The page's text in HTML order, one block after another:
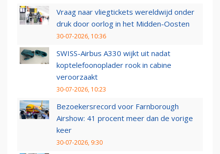
Vraag naar vliegtickets wereldwijd onder
druk door oorlog in het Midden-Oosten
30-07-2026, 10:36
SWISS-Airbus A330 wijkt uit nadat
koptelefoonoplader rook in cabine
veroorzaakt
30-07-2026, 10:23
Bezoekersrecord voor Farnborough
Airshow: 41 procent meer dan de vorige
keer
30-07-2026, 9:30